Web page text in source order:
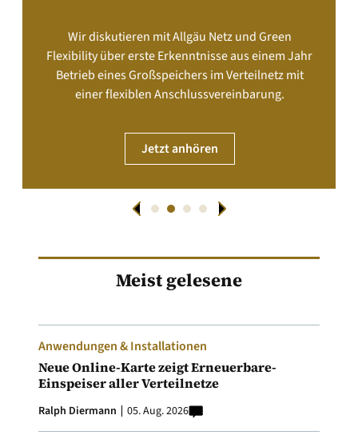
Wir diskutieren mit Allgäu Netz und Green
Flexibility über erste Erkenntnisse aus einem Jahr
Betrieb eines Großspeichers im Verteilnetz mit
einer flexiblen Anschlussvereinbarung.
Jetzt anhören
Meist gelesene
Anwendungen & Installationen
Neue Online-Karte zeigt Erneuerbare-
Einspeiser aller Verteilnetze
Ralph Diermann 05. Aug. 2026